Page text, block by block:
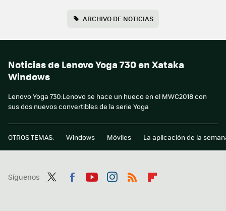
ARCHIVO DE NOTICIAS
Noticias de Lenovo Yoga 730 en Xataka
Windows
Lenovo Yoga 730:Lenovo se hace un hueco en el MWC2018 con
sus dos nuevos convertibles de la serie Yoga
OTROS TEMAS: Windows Móviles La aplicación de la
Síguenos